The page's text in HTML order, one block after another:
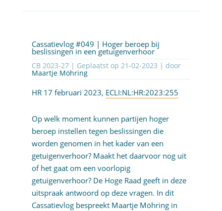
Cassatievlog #049 | Hoger beroep bij
beslissingen in een getuigenverhoor
CB 2023-27 | Geplaatst op 21-02-2023 | door
Maartje Möhring
HR 17 februari 2023, ECLI:NL:HR:2023:255
Op welk moment kunnen partijen hoger
beroep instellen tegen beslissingen die
worden genomen in het kader van een
getuigenverhoor? Maakt het daarvoor nog uit
of het gaat om een voorlopig
getuigenverhoor? De Hoge Raad geeft in deze
uitspraak antwoord op deze vragen. In dit
Cassatievlog bespreekt Maartje Möhring in